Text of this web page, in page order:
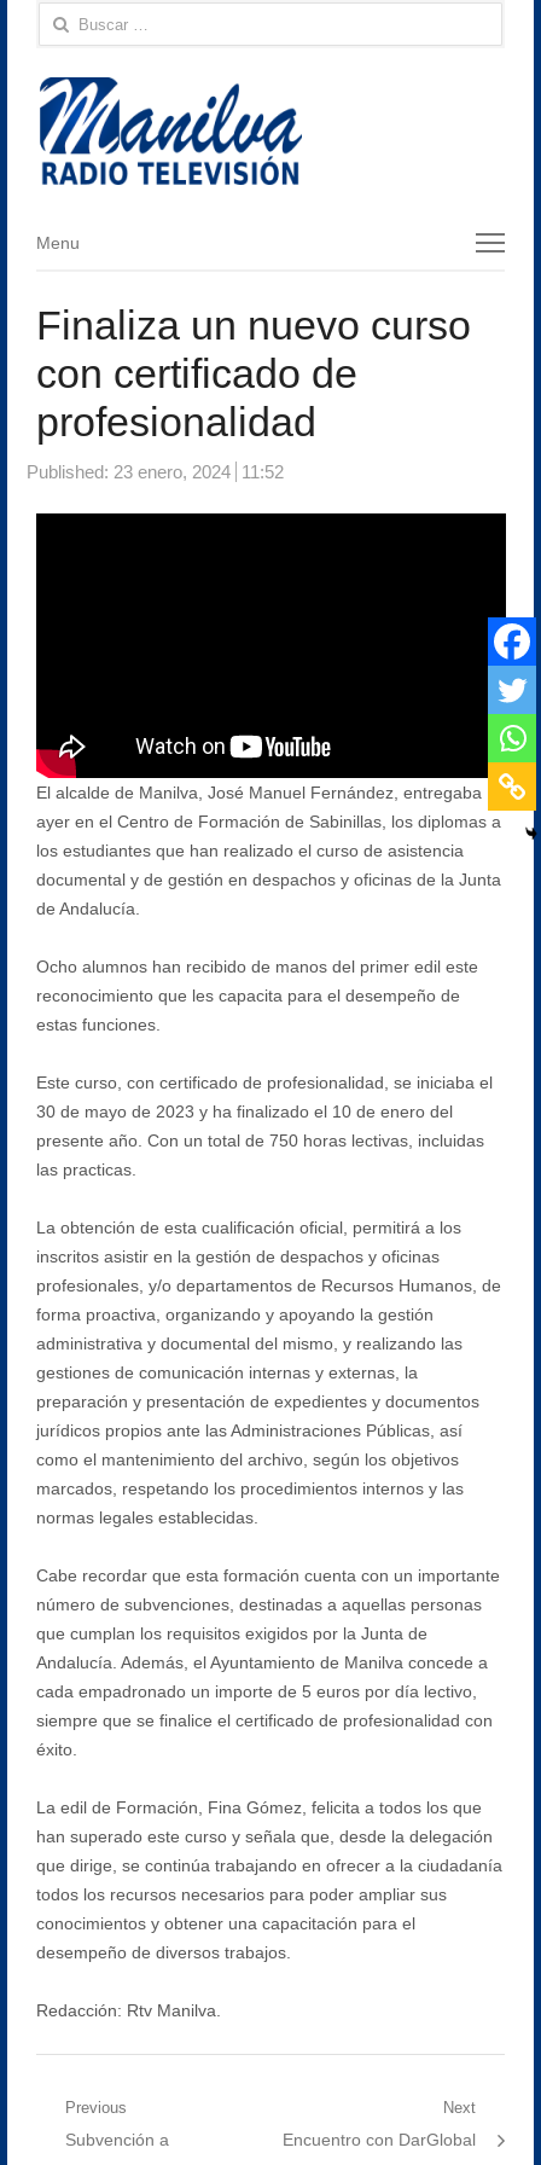
Buscar:
Menu
Menu
Finaliza un nuevo curso
con certificado de
profesionalidad
Published: 23 enero, 2024 11:52
El alcalde de Manilva, José Manuel Fernández, entregaba
ayer en el Centro de Formación de Sabinillas, los diplomas a
los estudiantes que han realizado el curso de asistencia
documental y de gestión en despachos y oficinas de la Junta
de Andalucía.
Ocho alumnos han recibido de manos del primer edil este
reconocimiento que les capacita para el desempeño de
estas funciones.
Este curso, con certificado de profesionalidad, se iniciaba el
30 de mayo de 2023 y ha finalizado el 10 de enero del
presente año. Con un total de 750 horas lectivas, incluidas
las practicas.
La obtención de esta cualificación oficial, permitirá a los
inscritos asistir en la gestión de despachos y oficinas
profesionales, y/o departamentos de Recursos Humanos, de
forma proactiva, organizando y apoyando la gestión
administrativa y documental del mismo, y realizando las
gestiones de comunicación internas y externas, la
preparación y presentación de expedientes y documentos
jurídicos propios ante las Administraciones Públicas, así
como el mantenimiento del archivo, según los objetivos
marcados, respetando los procedimientos internos y las
normas legales establecidas.
Cabe recordar que esta formación cuenta con un importante
número de subvenciones, destinadas a aquellas personas
que cumplan los requisitos exigidos por la Junta de
Andalucía. Además, el Ayuntamiento de Manilva concede a
cada empadronado un importe de 5 euros por día lectivo,
siempre que se finalice el certificado de profesionalidad con
éxito.
La edil de Formación, Fina Gómez, felicita a todos los que
han superado este curso y señala que, desde la delegación
que dirige, se continúa trabajando en ofrecer a la ciudadanía
todos los recursos necesarios para poder ampliar sus
conocimientos y obtener una capacitación para el
desempeño de diversos trabajos.
Redacción: Rtv Manilva.
Navegación
Previous
Previous
Subvención a
Next
Next
Encuentro con DarGlobal